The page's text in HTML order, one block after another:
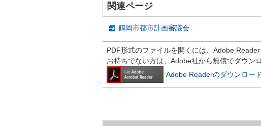
関連ページ
鶴岡市都市計画審議会
PDF形式のファイルを開くには、Adobe
お持ちでない方は、Adobe社から無償でダウン
Adobe Readerのダウンロー